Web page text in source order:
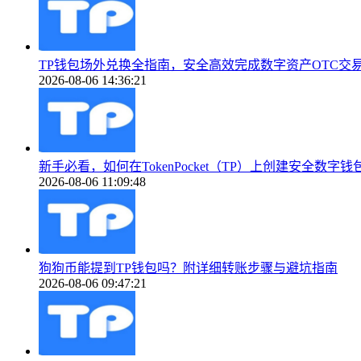
TP钱包场外兑换全指南，安全高效完成数字资产OTC交
2026-08-06 14:36:21
新手必看，如何在TokenPocket（TP）上创建安全数字钱
2026-08-06 11:09:48
狗狗币能提到TP钱包吗？附详细转账步骤与避坑指南
2026-08-06 09:47:21